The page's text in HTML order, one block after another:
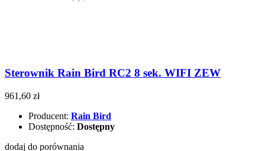
Sterownik Rain Bird RC2 8 sek. WIFI ZEW
961,60 zł
Producent: Rain Bird
Dostępność: Dostępny
dodaj do porównania